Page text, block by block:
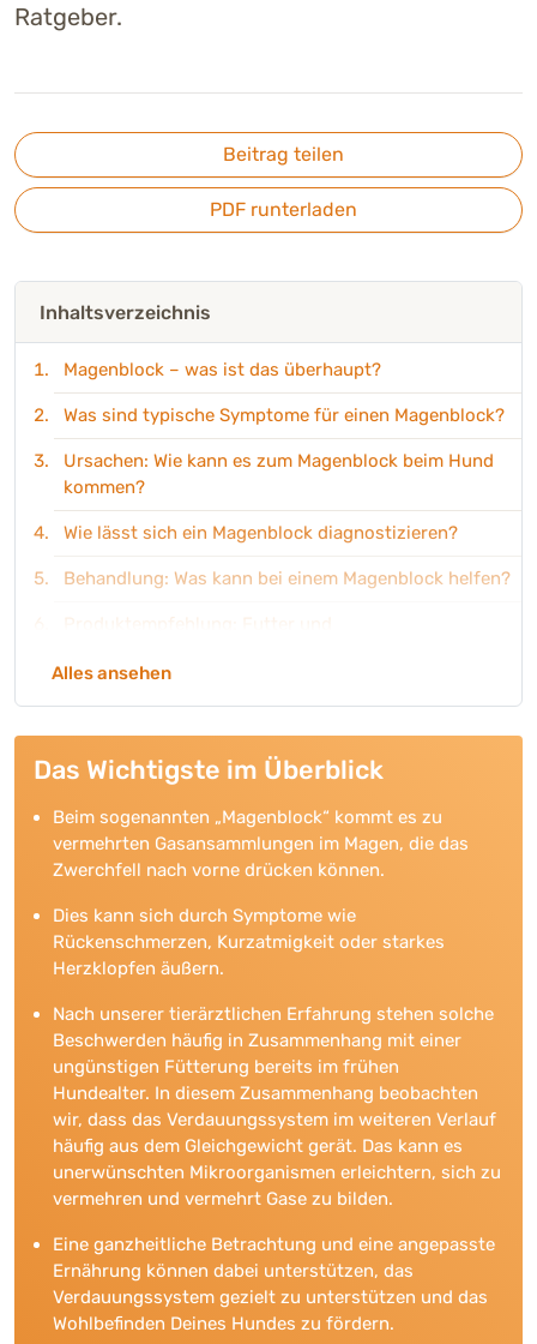
Ratgeber.
Beitrag teilen
PDF runterladen
Inhaltsverzeichnis
Magenblock – was ist das überhaupt?
Was sind typische Symptome für einen Magenblock?
Ursachen: Wie kann es zum Magenblock beim Hund
kommen?
Wie lässt sich ein Magenblock diagnostizieren?
Behandlung: Was kann bei einem Magenblock helfen?
Produktempfehlung: Futter und
Alles ansehen
Das Wichtigste im Überblick
Beim sogenannten „Magenblock“ kommt es zu
vermehrten Gasansammlungen im Magen, die das
Zwerchfell nach vorne drücken können.
Dies kann sich durch Symptome wie
Rückenschmerzen, Kurzatmigkeit oder starkes
Herzklopfen äußern.
Nach unserer tierärztlichen Erfahrung stehen solche
Beschwerden häufig in Zusammenhang mit einer
ungünstigen Fütterung bereits im frühen
Hundealter. In diesem Zusammenhang beobachten
wir, dass das Verdauungssystem im weiteren Verlauf
häufig aus dem Gleichgewicht gerät. Das kann es
unerwünschten Mikroorganismen erleichtern, sich zu
vermehren und vermehrt Gase zu bilden.
Eine ganzheitliche Betrachtung und eine angepasste
Ernährung können dabei unterstützen, das
Verdauungssystem gezielt zu unterstützen und das
Wohlbefinden Deines Hundes zu fördern.